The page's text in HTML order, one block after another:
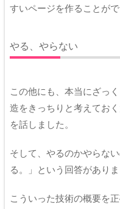
すいページを作ることが
やる、やらない
この他にも、本当にざっ
造をきっちりと考えてお
を話しました。
そして、やるのかやらな
る。」という回答がありま
こういった技術の概要を